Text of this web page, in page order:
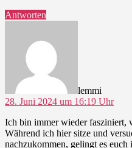
Antworten
lemmi
28. Juni 2024 um 16:19 Uhr
Ich bin immer wieder fasziniert,
Während ich hier sitze und
nachzukommen, gelingt es